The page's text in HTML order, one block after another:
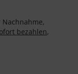
bezahlen,